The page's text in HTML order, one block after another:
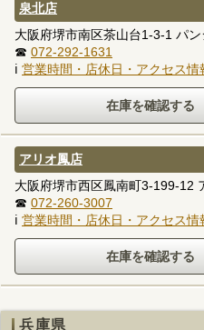
泉北店
大阪府堺市南区茶山台1-3-1 パ
☎ 072-292-1631
ℹ 営業時間・店休日・アクセス情
アリオ鳳店
大阪府堺市西区鳳南町3-199-12
☎ 072-260-3007
ℹ 営業時間・店休日・アクセス情
兵庫県